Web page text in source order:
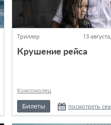
Триллер 13
Крушение рейса
Комсомолец
Билеты посмотреть